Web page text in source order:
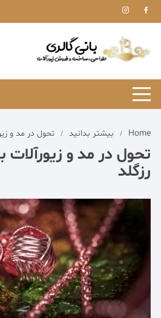
Home بیشتر بدانید تحول در مد و
تحول در مد و زیورآلات
رزگلد